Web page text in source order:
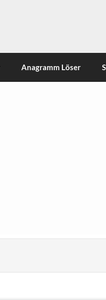
Anagramm Löser